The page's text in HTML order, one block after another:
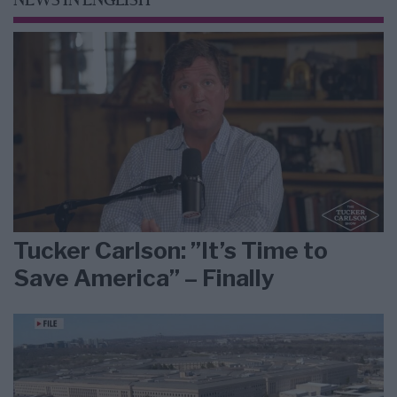
Tucker Carlson: ”It’s Time to
Save America” – Finally